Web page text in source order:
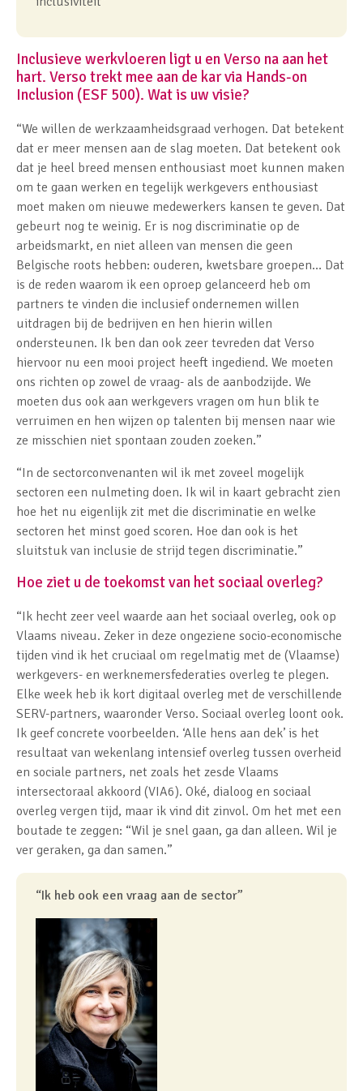
Inclusieve werkvloeren ligt u en Verso na aan het
hart. Verso trekt mee aan de kar via Hands-on
Inclusion (ESF 500). Wat is uw visie?
“We willen de werkzaamheidsgraad verhogen. Dat betekent
dat er meer mensen aan de slag moeten. Dat betekent ook
dat je heel breed mensen enthousiast moet kunnen maken
om te gaan werken en tegelijk werkgevers enthousiast
moet maken om nieuwe medewerkers kansen te geven. Dat
gebeurt nog te weinig. Er is nog discriminatie op de
arbeidsmarkt, en niet alleen van mensen die geen
Belgische roots hebben: ouderen, kwetsbare groepen… Dat
is de reden waarom ik een oproep gelanceerd heb om
partners te vinden die inclusief ondernemen willen
uitdragen bij de bedrijven en hen hierin willen
ondersteunen. Ik ben dan ook zeer tevreden dat Verso
hiervoor nu een mooi project heeft ingediend. We moeten
ons richten op zowel de vraag- als de aanbodzijde. We
moeten dus ook aan werkgevers vragen om hun blik te
verruimen en hen wijzen op talenten bij mensen naar wie
ze misschien niet spontaan zouden zoeken.”
“In de sectorconvenanten wil ik met zoveel mogelijk
sectoren een nulmeting doen. Ik wil in kaart gebracht zien
hoe het nu eigenlijk zit met die discriminatie en welke
sectoren het minst goed scoren. Hoe dan ook is het
sluitstuk van inclusie de strijd tegen discriminatie.”
Hoe ziet u de toekomst van het sociaal overleg?
“Ik hecht zeer veel waarde aan het sociaal overleg, ook op
Vlaams niveau. Zeker in deze ongeziene socio-economische
tijden vind ik het cruciaal om regelmatig met de (Vlaamse)
werkgevers- en werknemersfederaties overleg te plegen.
Elke week heb ik kort digitaal overleg met de verschillende
SERV-partners, waaronder Verso. Sociaal overleg loont ook.
Ik geef concrete voorbeelden. ‘Alle hens aan dek’ is het
resultaat van wekenlang intensief overleg tussen overheid
en sociale partners, net zoals het zesde Vlaams
intersectoraal akkoord (VIA6). Oké, dialoog en sociaal
overleg vergen tijd, maar ik vind dit zinvol. Om het met een
boutade te zeggen: “Wil je snel gaan, ga dan alleen. Wil je
ver geraken, ga dan samen.”
“Ik heb ook een vraag aan de sector”